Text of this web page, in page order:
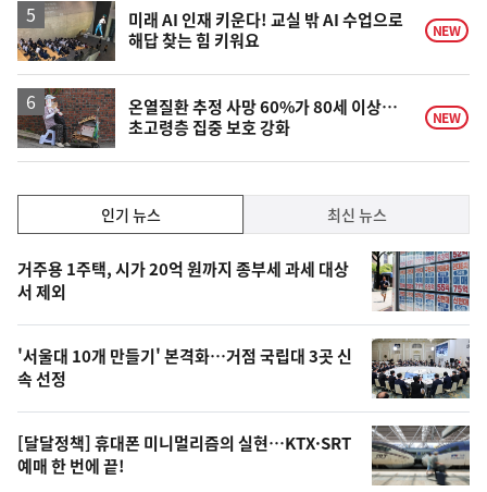
미래 AI 인재 키운다! 교실 밖 AI 수업으로
해답 찾는 힘 키워요
NEW
온열질환 추정 사망 60%가 80세 이상…
초고령층 집중 보호 강화
NEW
인
기,
최
신,
오
늘
의
영
상
인기 뉴스 최신 뉴스
인
기
뉴
스
거주용 1주택, 시가 20억 원까지 종부세 과세 대상
서 제외
'서울대 10개 만들기' 본격화…거점 국립대 3곳 신
속 선정
[달달정책] 휴대폰 미니멀리즘의 실현…KTX·SRT
예매 한 번에 끝!